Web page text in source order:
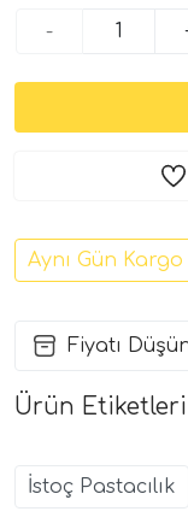
-
Aynı Gün Kargo
Fiyatı
Ürün Etiketleri
İstoç Pastacılık